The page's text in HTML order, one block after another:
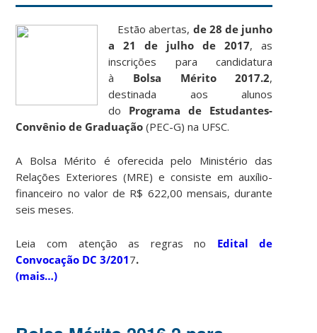
Estão abertas, de 28 de junho
a 21 de julho de 2017, as
inscrições para candidatura
à Bolsa Mérito 2017.2,
destinada aos alunos
do Programa de Estudantes-
Convênio de Graduação (PEC-G) na UFSC.
A Bolsa Mérito é oferecida pelo Ministério das
Relações Exteriores (MRE) e consiste em auxílio-
financeiro no valor de R$ 622,00 mensais, durante
seis meses.
Leia com atenção as regras no Edital de
Convocação DC 3/2017.
(mais…)